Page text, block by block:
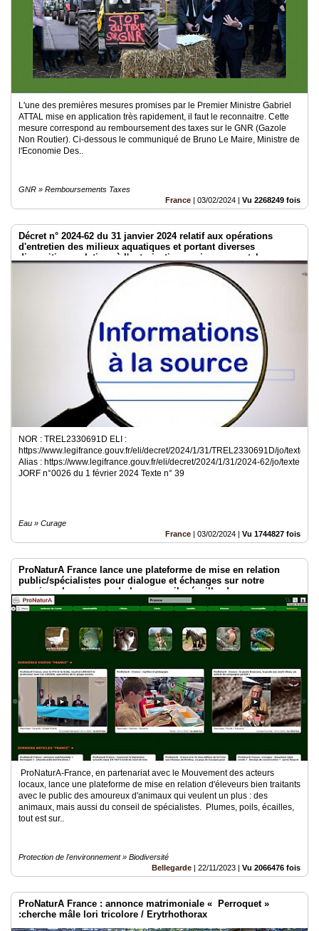
L'une des premières mesures promises par le Premier Ministre Gabriel
ATTAL mise en application très rapidement, il faut le reconnaitre. Cette
mesure correspond au remboursement des taxes sur le GNR (Gazole
Non Routier). Ci-dessous le communiqué de Bruno Le Maire, Ministre de
l'Economie Des..
GNR » Remboursements Taxes
France | 03/02/2024 | Vu 2268249 fois
Décret n° 2024-62 du 31 janvier 2024 relatif aux opérations
d'entretien des milieux aquatiques et portant diverses
dispositions relatives à l'autorisation environnementale
NOR : TREL2330691D ELI :
https://www.legifrance.gouv.fr/eli/decret/2024/1/31/TREL2330691D/jo/texte
Alias : https://www.legifrance.gouv.fr/eli/decret/2024/1/31/2024-62/jo/texte
JORF n°0026 du 1 février 2024 Texte n° 39
Eau » Curage
France | 03/02/2024 | Vu 1744827 fois
ProNaturA France lance une plateforme de mise en relation
public/spécialistes pour dialogue et échanges sur notre
passion : les animaux ! plumes, poils, écailles !
ProNaturA-France, en partenariat avec le Mouvement des acteurs
locaux, lance une plateforme de mise en relation d'éleveurs bien traitants
avec le public des amoureux d'animaux qui veulent un plus : des
animaux, mais aussi du conseil de spécialistes. Plumes, poils, écailles,
tout est sur..
Protection de l'environnement » Biodiversité
Bellegarde | 22/11/2023 | Vu 2066476 fois
ProNaturA France : annonce matrimoniale « Perroquet »
:cherche mâle lori tricolore / Erytrhothorax